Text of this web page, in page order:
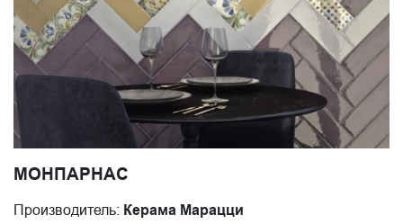
МОНПАРНАС
Производитель: Керама Марацци